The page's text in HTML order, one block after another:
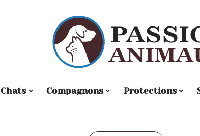
Chats Compagnons Protections